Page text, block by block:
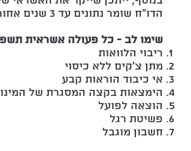
הדו"ח שומר נתונים עד 3 שנים אחורה ומתעדכן מחודש לחודש.
שימו לב - כל פעולה אשראית
ריבוי הלוואות
מתן צ'קים ללא כיסוי
אי כיבוד הוראות קבע
הימצאות בקצה המסגרת של
הוצאה לפועל
פשיטת רגל
חשבון מוגבל